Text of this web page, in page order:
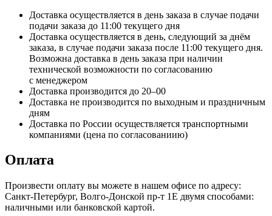
Доставка осуществляется в день заказа в случае подачи
подачи заказа до 11:00 текущего дня
Доставка осуществляется в день, следующий за днём
заказа, в случае подачи заказа после 11:00 текущего дня.
Возможна доставка в день заказа при наличии
технической возможности по согласованию
с менеджером
Доставка производится до 20–00
Доставка не производится по выходным и праздничным
дням
Доставка по России осуществляется транспортными
компаниями (цена по согласованиию)
Оплата
Произвести оплату вы можете в нашем офисе по адресу:
Санкт-Петербург, Волго-Донской пр-т 1Е двумя способами:
наличными или банковской картой.